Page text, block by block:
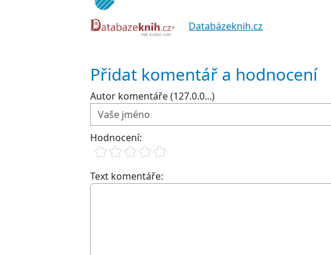
Databázeknih.cz
Přidat komentář a hodnocení
Autor komentáře (127.0.0...)
Hodnocení:
Text komentáře: